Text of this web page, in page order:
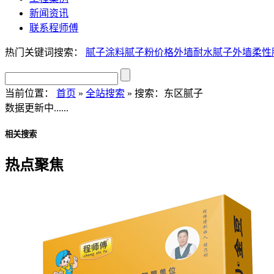
新闻资讯
联系程师傅
热门关键词搜索： 腻子涂料腻子粉价格外墙耐水腻子外墙柔性
当前位置： 首页 » 全站搜索 » 搜索：东区腻子
数据更新中......
相关搜索
热点聚焦